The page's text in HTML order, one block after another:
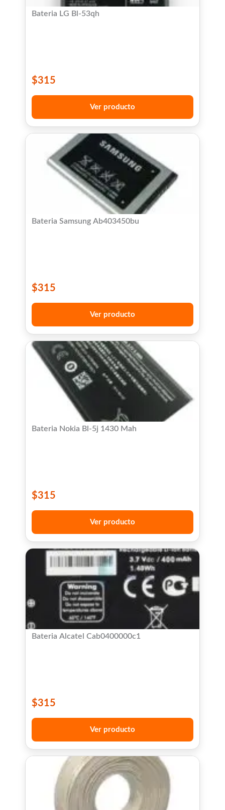
Bateria LG Bl-53qh
$315
Ver producto
Bateria Samsung Ab403450bu
$315
Ver producto
Bateria Nokia Bl-5j 1430 Mah
$315
Ver producto
Bateria Alcatel Cab0400000c1
$315
Ver producto